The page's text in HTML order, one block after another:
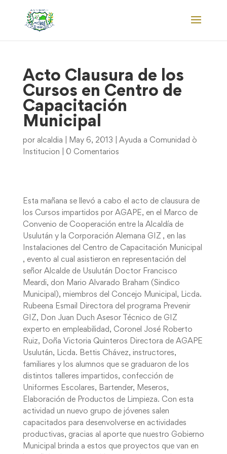
Acto Clausura de los
Cursos en Centro de
Capacitación
Municipal
por alcaldia May 6, 2013
Ayuda a Comunidad ò
Institucion
0 Comentarios
Esta mañana se llevó a cabo el acto de clausura de
los Cursos impartidos por AGAPE, en el Marco de
Convenio de Cooperación entre la Alcaldía de
Usulután y la Corporación Alemana GIZ , en las
Instalaciones del Centro de Capacitación Municipal
, evento al cual asistieron en representación del
señor Alcalde de Usulután Doctor Francisco
Meardi, don Mario Alvarado Braham (Sindico
Municipal), miembros del Concejo Municipal, Licda.
Rubeena Esmail Directora del programa Prevenir
GIZ, Don Juan Duch Asesor Técnico de GIZ
experto en empleabilidad, Coronel José Roberto
Ruiz, Doña Victoria Quinteros Directora de AGAPE
Usulután, Licda. Bettis Chávez, instructores,
familiares y los alumnos que se graduaron de los
distintos talleres impartidos, confección de
Uniformes Escolares, Bartender, Meseros,
Elaboración de Productos de Limpieza. Con esta
actividad un nuevo grupo de jóvenes salen
capacitados para desenvolverse en actividades
productivas, gracias al aporte que nuestro Gobierno
Municipal brinda a estos que proyectos que van en